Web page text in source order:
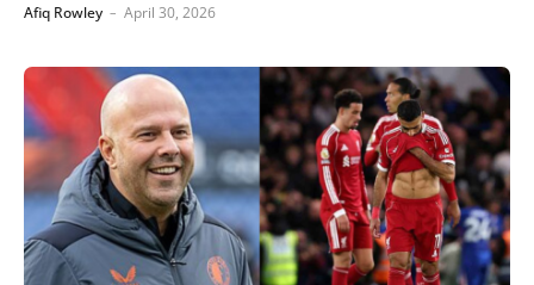
Afiq Rowley April 30, 2026